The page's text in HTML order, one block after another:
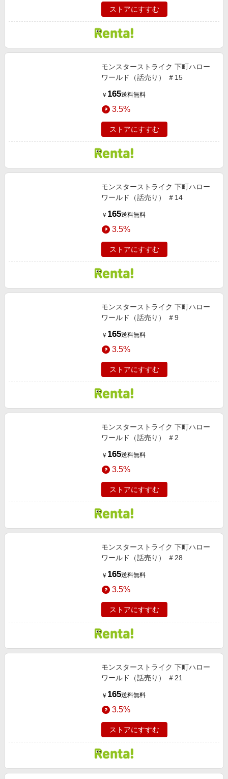
ストアにすすむ
モンスターストライク 下町ハロー
ワールド（話売り） ＃15
￥ 165送料無料
3.5%
ストアにすすむ
モンスターストライク 下町ハロー
ワールド（話売り） ＃14
￥ 165送料無料
3.5%
ストアにすすむ
モンスターストライク 下町ハロー
ワールド（話売り） ＃9
￥ 165送料無料
3.5%
ストアにすすむ
モンスターストライク 下町ハロー
ワールド（話売り） ＃2
￥ 165送料無料
3.5%
ストアにすすむ
モンスターストライク 下町ハロー
ワールド（話売り） ＃28
￥ 165送料無料
3.5%
ストアにすすむ
モンスターストライク 下町ハロー
ワールド（話売り） ＃21
￥ 165送料無料
3.5%
ストアにすすむ